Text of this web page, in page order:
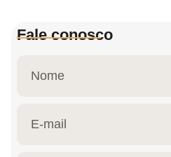
Fale conosco